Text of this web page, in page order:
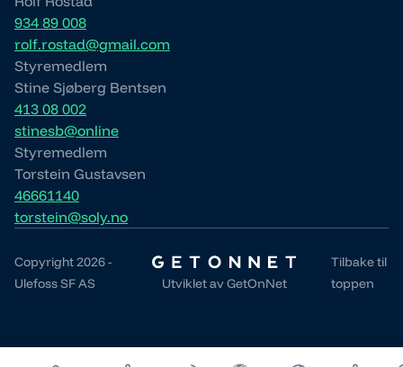
934 89 008
rolf.rostad@gmail.com
Styremedlem
Stine Sjøberg Bentsen
413 08 002
stinesb@online
Styremedlem
Torstein Gustavsen
46661140
torstein@soly.no
Copyright 2026 -
Ulefoss SF AS
Utviklet avGetOnNet
Tilbake til
toppen